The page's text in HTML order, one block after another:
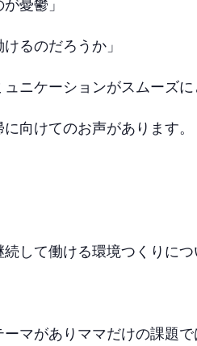
憂鬱」
るのだろうか」
ュニケーションがスムーズに
向けてのお声があります。
して働ける環境つくりにつ
マがありママだけの課題で